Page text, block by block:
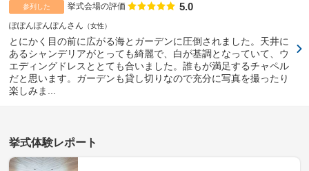
参列した 挙式会場の評価 点数
5.0
ぽぽんぽんぽんさん 女性
とにかく目の前に広がる海とガーデンに圧倒されました。天井に
あるシャンデリアがとっても綺麗で、白が基調となっていて、ウ
エディングドレスととても合いました。誰もが満足するチャペル
だと思います。ガーデンも貸し切りなので充分に写真を撮ったり
楽しみま...
挙式体験レポート